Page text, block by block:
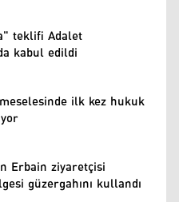
teklifi Adalet
kabul edildi
ilk kez hukuk
Erbain ziyaretçisi
güzergahını kullandı